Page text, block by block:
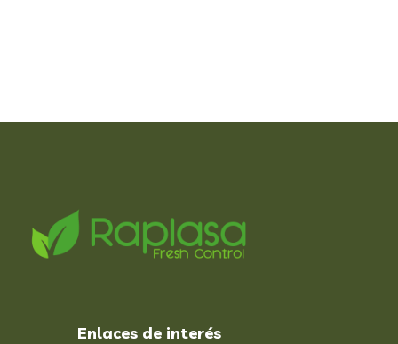
Enlaces de interés